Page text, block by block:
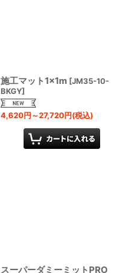
施工マット1×1m [JM35-10-
BKGY]
4,620円～27,720円(税込)
スーパーダミーミットPRO